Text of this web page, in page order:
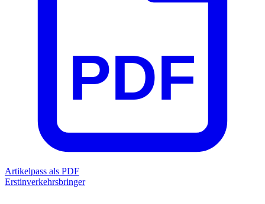
PDF
Artikelpass als PDF
Erstinverkehrsbringer